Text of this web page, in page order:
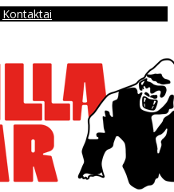
Kontaktai